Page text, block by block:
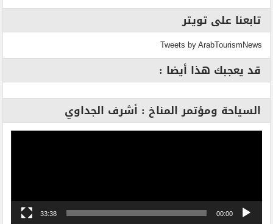
تابعنا على تويتر
Tweets by ArabTourismNews
قد يعجبك هذا أيضا :
السياحة ومؤتمر المناخ : أشرف الجداوي
00:00
33:38